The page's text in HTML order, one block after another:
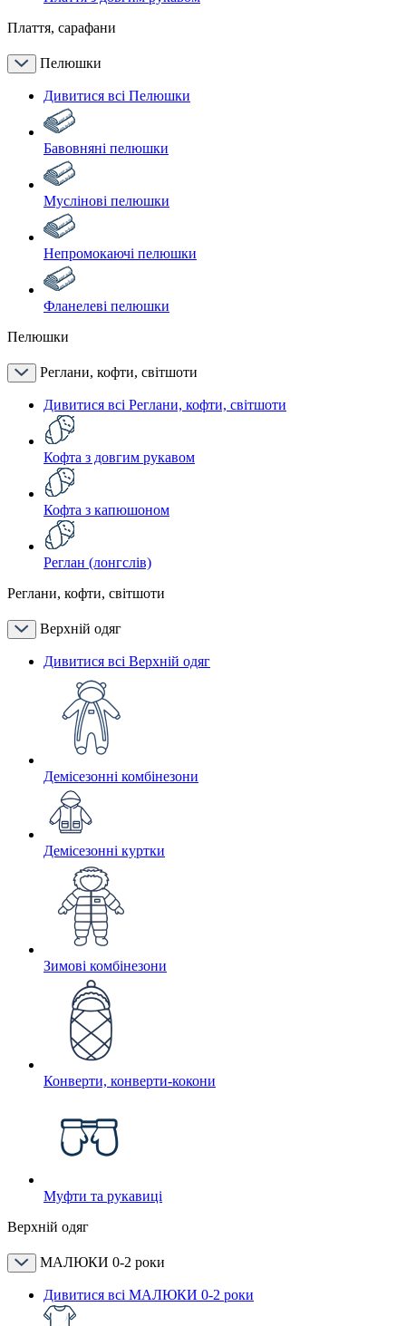
Плаття, сарафани
Пелюшки
Дивитися всі Пелюшки
Бавовняні пелюшки
Муслінові пелюшки
Непромокаючі пелюшки
Фланелеві пелюшки
Пелюшки
Реглани, кофти, світшоти
Дивитися всі Реглани, кофти, світшоти
Кофта з довгим рукавом
Кофта з капюшоном
Реглан (лонгслів)
Реглани, кофти, світшоти
Верхній одяг
Дивитися всі Верхній одяг
Демісезонні комбінезони
Демісезонні куртки
Зимові комбінезони
Конверти, конверти-кокони
Муфти та рукавиці
Верхній одяг
МАЛЮКИ 0-2 роки
Дивитися всі МАЛЮКИ 0-2 роки